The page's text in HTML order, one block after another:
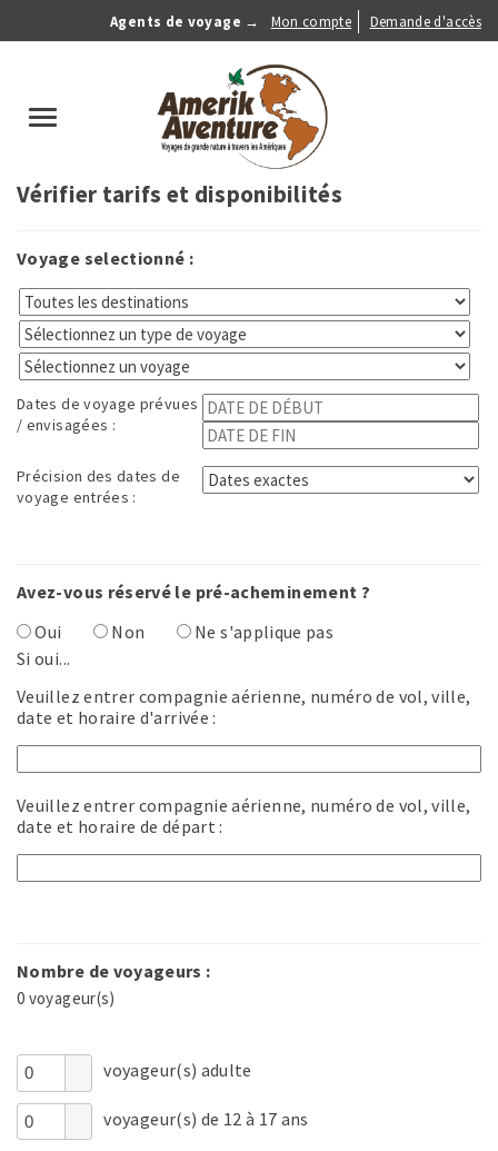
Agents de voyage →
Anonymous
Menu
Mon compte Demande d'accès
Toggle
Vérifier tarifs et disponibilités
Voyage selectionné :
Dates de voyage prévues
/ envisagées :
Précision des dates de
voyage entrées :
Avez-vous réservé le pré-acheminement ?
Oui
Non
Ne s'applique pas
Si oui...
Veuillez entrer compagnie aérienne, numéro de vol, ville,
date et horaire d'arrivée :
Veuillez entrer compagnie aérienne, numéro de vol, ville,
date et horaire de départ :
Nombre de voyageurs :
0 voyageur(s)
voyageur(s) adulte
voyageur(s) de 12 à 17 ans